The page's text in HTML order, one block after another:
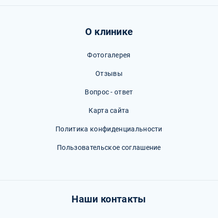
О клинике
Фотогалерея
Отзывы
Вопрос - ответ
Карта сайта
Политика конфиденциальности
Пользовательское соглашение
Наши контакты